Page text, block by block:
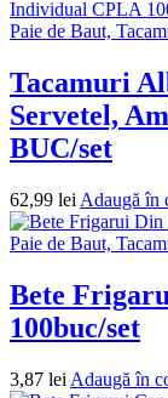
Paie de Baut,
Tacamuri
Servetel,
BUC/set
62,99 lei Adaugă în
Paie de Baut,
Bete
100buc/set
3,87 lei Adaugă în